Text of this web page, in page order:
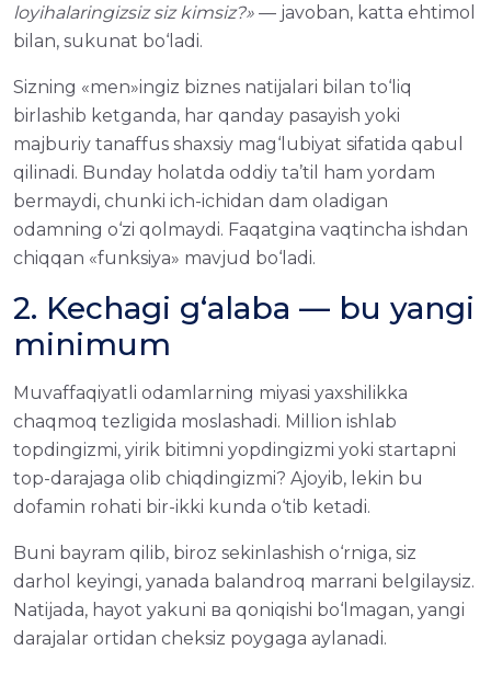
loyihalaringizsiz siz kimsiz?» — javoban, katta ehtimol
bilan, sukunat bo‘ladi.
Sizning «men»ingiz biznes natijalari bilan to‘liq
birlashib ketganda, har qanday pasayish yoki
majburiy tanaffus shaxsiy mag‘lubiyat sifatida qabul
qilinadi. Bunday holatda oddiy ta’til ham yordam
bermaydi, chunki ich-ichidan dam oladigan
odamning o‘zi qolmaydi. Faqatgina vaqtincha ishdan
chiqqan «funksiya» mavjud bo‘ladi.
2. Kechagi g‘alaba — bu yangi
minimum
Muvaffaqiyatli odamlarning miyasi yaxshilikka
chaqmoq tezligida moslashadi. Million ishlab
topdingizmi, yirik bitimni yopdingizmi yoki startapni
top-darajaga olib chiqdingizmi? Ajoyib, lekin bu
dofamin rohati bir-ikki kunda o‘tib ketadi.
Buni bayram qilib, biroz sekinlashish o‘rniga, siz
darhol keyingi, yanada balandroq marrani belgilaysiz.
Natijada, hayot yakuni ва qoniqishi bo‘lmagan, yangi
darajalar ortidan cheksiz poygaga aylanadi.